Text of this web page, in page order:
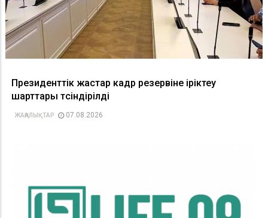
Президенттік жастар кадр резервіне іріктеу
шарттары түсіндірілді
ЖАҢАЛЫҚТАР 07.08.2026